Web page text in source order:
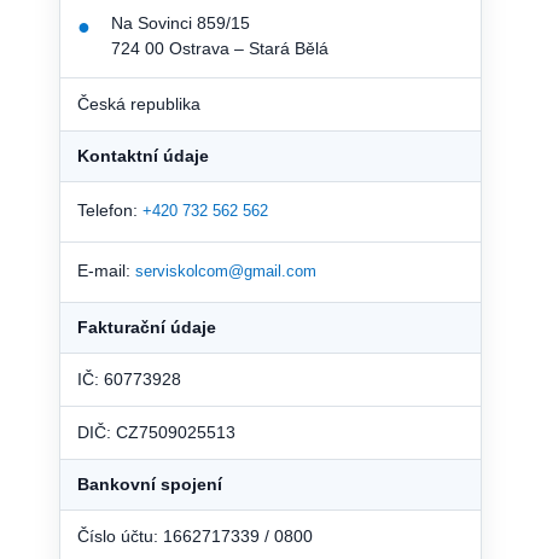
●
Na Sovinci 859/15
724 00 Ostrava – Stará Bělá
Česká republika
Kontaktní údaje
Telefon: +420 732 562 562
E-mail: serviskolcom@gmail.com
Fakturační údaje
IČ: 60773928
DIČ: CZ7509025513
Bankovní spojení
Číslo účtu: 1662717339 / 0800